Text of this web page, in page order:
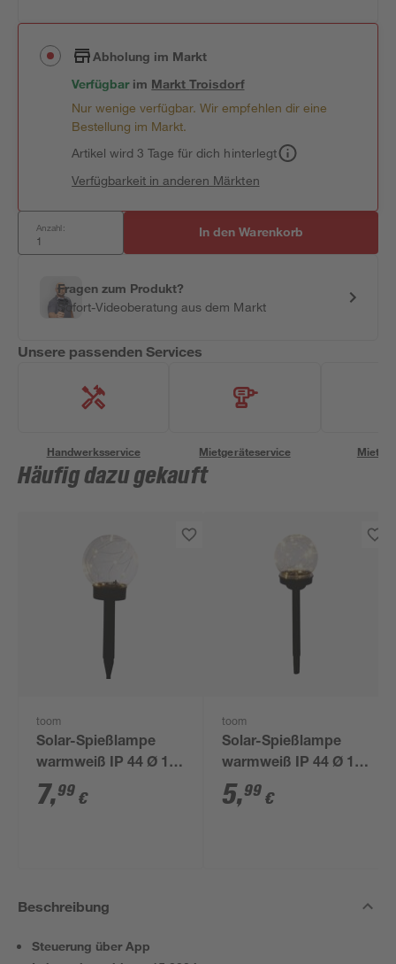
Abholung im Markt
Verfügbar im MarktTroisdorf
Nur wenige verfügbar. Wir empfehlen dir eine
Bestellung im Markt.
Artikel wird 3 Tage für dich hinterlegt
Verfügbarkeit in anderen Märkten
Anzahl: In den Warenkorb
Fragen zum Produkt?
Sofort-Videoberatung aus dem Markt
Unsere passenden Services
Handwerksservice Mietgeräteservice
Häufig dazu gekauft
toom
Solar-Spießlampe
warmweiß IP 44 Ø 15
x 44 cm
7,99 €
toom
Solar-Spießlampe
warmweiß IP 44 Ø 10
x 39 cm
5,99 €
Beschreibung
Steuerung über App